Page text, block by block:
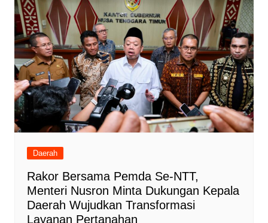
Daerah
Rakor Bersama Pemda Se-NTT,
Menteri Nusron Minta Dukungan Kepala
Daerah Wujudkan Transformasi
Layanan Pertanahan